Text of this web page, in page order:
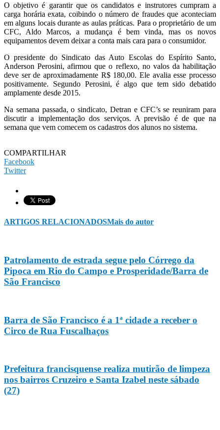
O objetivo é garantir que os candidatos e instrutores cumpram a
carga horária exata, coibindo o número de fraudes que aconteciam
em alguns locais durante as aulas práticas. Para o proprietário de um
CFC, Aldo Marcos, a mudança é bem vinda, mas os novos
equipamentos devem deixar a conta mais cara para o consumidor.
O presidente do Sindicato das Auto Escolas do Espírito Santo,
Anderson Perosini, afirmou que o reflexo, no valos da habilitação
deve ser de aproximadamente R$ 180,00. Ele avalia esse processo
positivamente. Segundo Perosini, é algo que tem sido debatido
amplamente desde 2015.
Na semana passada, o sindicato, Detran e CFC’s se reuniram para
discutir a implementação dos serviços. A previsão é de que na
semana que vem comecem os cadastros dos alunos no sistema.
COMPARTILHAR
Facebook
Twitter
ARTIGOS RELACIONADOSMais do autor
Patrolamento de estrada segue pelo Córrego da
Pipoca em Rio do Campo e Prosperidade/Barra de
São Francisco
Barra de São Francisco é a 1ª cidade a receber o
Circo de Rua Fuscalhaços
Prefeitura francisquense realiza mutirão de limpeza
nos bairros Cruzeiro e Santa Izabel neste sábado
(27)